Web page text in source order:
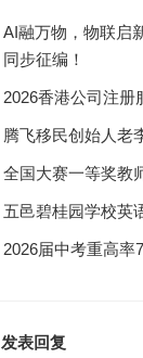
AI融万物，物联启
同步征编！
2026香港公司注
腾飞移民创始人老
全国大赛一等奖教
五邑碧桂园学校英
2026届中考重高率
发表回复